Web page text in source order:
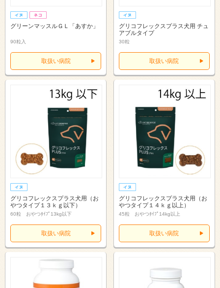
グリーンマッスルＧＬ「あすか」
90粒入
取扱い病院
グリコフレックスプラス犬用 チュ
アブルタイプ
30粒
取扱い病院
グリコフレックスプラス犬用（お
やつタイプ１３ｋｇ以下）
60粒 おやつﾀｲﾌﾟ13kg以下
取扱い病院
グリコフレックスプラス犬用（お
やつタイプ１４ｋｇ以上）
45粒 おやつﾀｲﾌﾟ14kg以上
取扱い病院